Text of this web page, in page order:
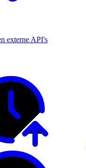
externe API's